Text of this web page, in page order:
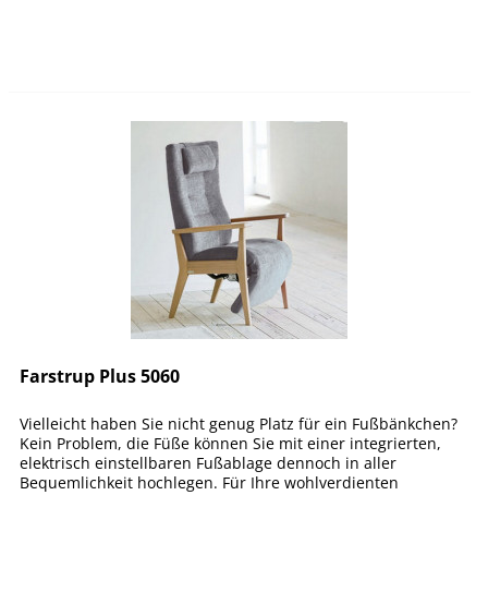
Farstrup Plus 5060
Vielleicht haben Sie nicht genug Platz für ein Fußbänkchen?
Kein Problem, die Füße können Sie mit einer integrierten,
elektrisch einstellbaren Fußablage dennoch in aller
Bequemlichkeit hochlegen. Für Ihre wohlverdienten